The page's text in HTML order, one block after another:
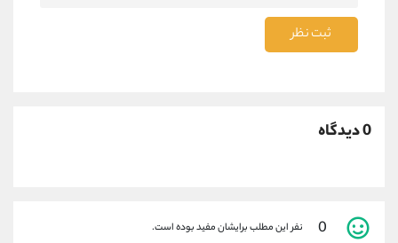
ثبت نظر
0 دیدگاه
0 نفر این مطلب برایشان مفید بوده است.